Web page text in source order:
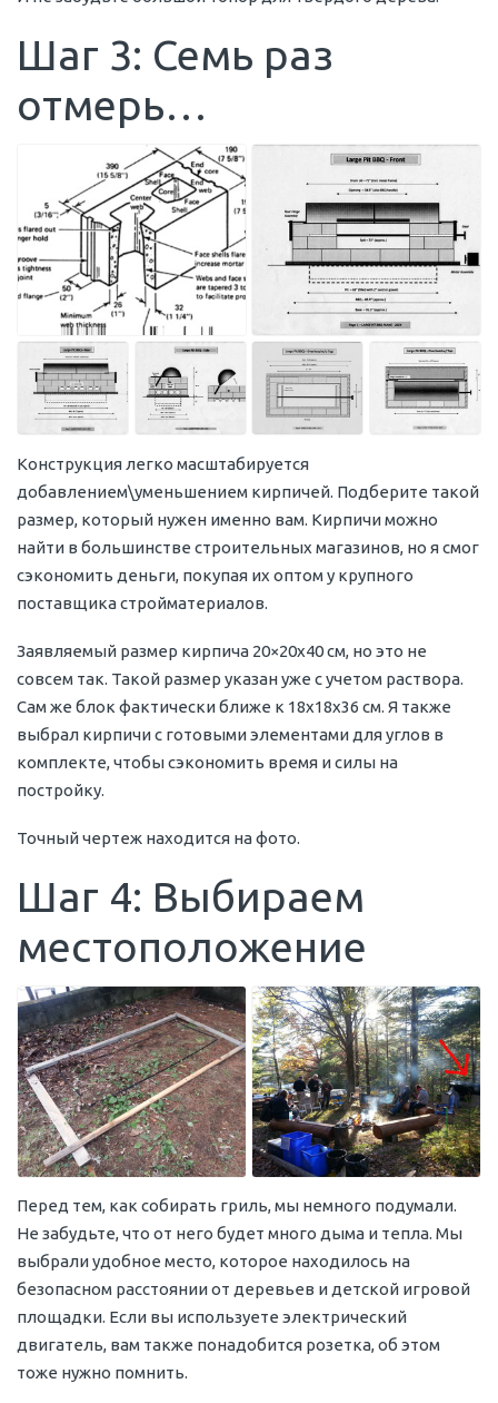
Шаг 3: Семь раз
отмерь…
Конструкция легко масштабируется
добавлением\уменьшением кирпичей. Подберите такой
размер, который нужен именно вам. Кирпичи можно
найти в большинстве строительных магазинов, но я смог
сэкономить деньги, покупая их оптом у крупного
поставщика стройматериалов.
Заявляемый размер кирпича 20×20х40 см, но это не
совсем так. Такой размер указан уже с учетом раствора.
Сам же блок фактически ближе к 18х18х36 см. Я также
выбрал кирпичи с готовыми элементами для углов в
комплекте, чтобы сэкономить время и силы на
постройку.
Точный чертеж находится на фото.
Шаг 4: Выбираем
местоположение
Перед тем, как собирать гриль, мы немного подумали.
Не забудьте, что от него будет много дыма и тепла. Мы
выбрали удобное место, которое находилось на
безопасном расстоянии от деревьев и детской игровой
площадки. Если вы используете электрический
двигатель, вам также понадобится розетка, об этом
тоже нужно помнить.